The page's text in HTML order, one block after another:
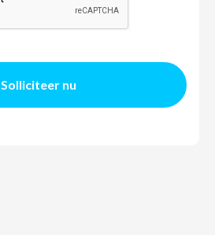
Solliciteer nu